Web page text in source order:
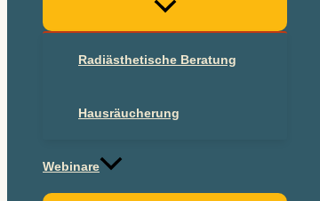
Radiästhetische Beratung
Hausräucherung
Webinare